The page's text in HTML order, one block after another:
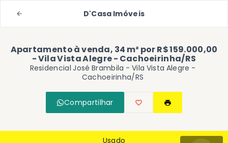
D'Casa Imóveis
Apartamento à venda, 34 m² por R$ 159.000,00
- Vila Vista Alegre - Cachoeirinha/RS
Residencial José Brambila - Vila Vista Alegre -
Cachoeirinha/RS
Compartilhar
Usado